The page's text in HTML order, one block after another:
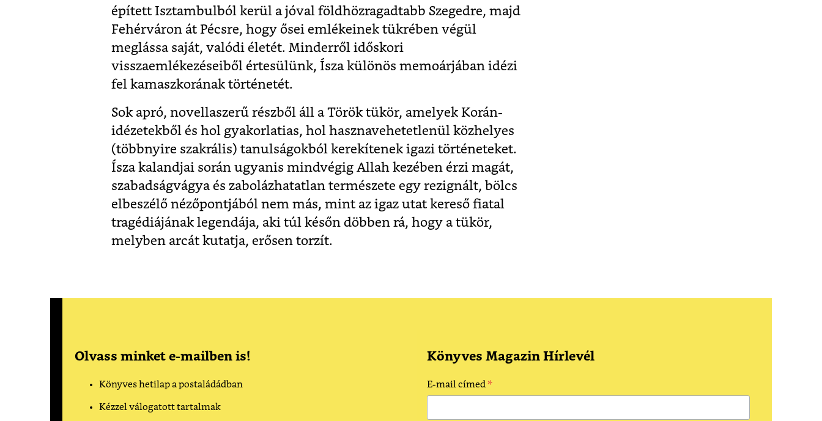
épített Isztambulból kerül a jóval földhözragadtabb Szegedre, majd
Fehérváron át Pécsre, hogy ősei emlékeinek tükrében végül
meglássa saját, valódi életét. Minderről időskori
visszaemlékezéseiből értesülünk, Ísza különös memoárjában idézi
fel kamaszkorának történetét.
Sok apró, novellaszerű részből áll a Török tükör, amelyek Korán-
idézetekből és hol gyakorlatias, hol hasznavehetetlenül közhelyes
(többnyire szakrális) tanulságokból kerekítenek igazi történeteket.
Ísza kalandjai során ugyanis mindvégig Allah kezében érzi magát,
szabadságvágya és zabolázhatatlan természete egy rezignált, bölcs
elbeszélő nézőpontjából nem más, mint az igaz utat kereső fiatal
tragédiájának legendája, aki túl későn döbben rá, hogy a tükör,
melyben arcát kutatja, erősen torzít.
Olvass minket e-mailben is!
Könyves hetilap a postaládádban
Kézzel válogatott tartalmak
Könyves Magazin Hírlevél
E-mail címed *